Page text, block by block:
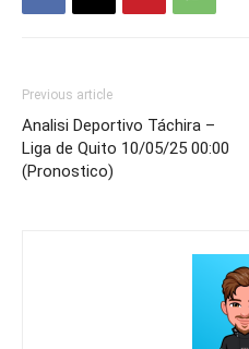
Previous article
Analisi Deportivo Táchira –
Liga de Quito 10/05/25 00:00
(Pronostico)